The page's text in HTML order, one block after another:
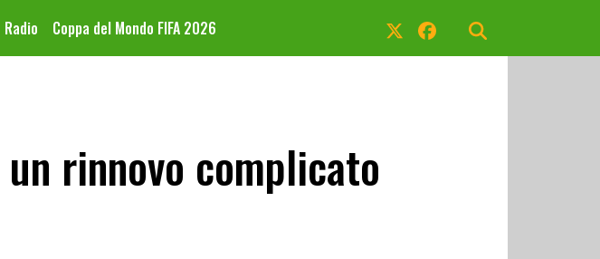
Radio Coppa del Mondo FIFA 2026
rinnovo complicato